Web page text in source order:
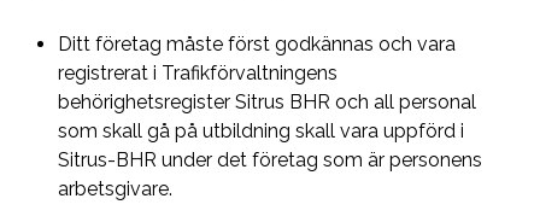
Ditt företag måste först godkännas och vara
registrerat i Trafikförvaltningens
behörighetsregister Sitrus BHR och all personal
som skall gå på utbildning skall vara uppförd i
Sitrus-BHR under det företag som är personens
arbetsgivare.